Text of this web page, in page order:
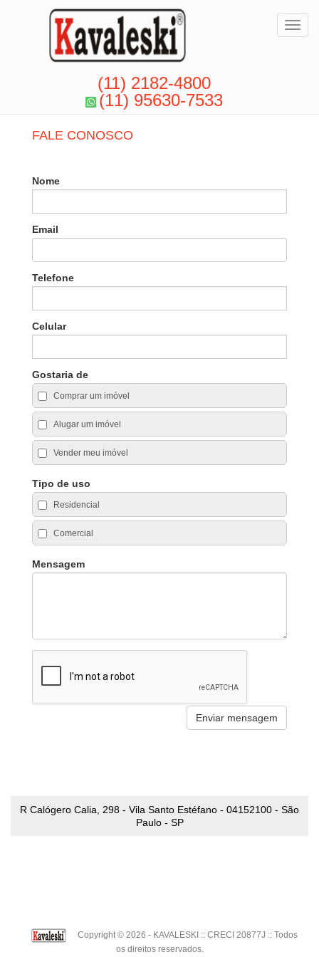
(11) 2182-4800
(11) 95630-7533
FALE CONOSCO
Nome
Email
Telefone
Celular
Gostaria de
Comprar um imóvel
Alugar um imóvel
Vender meu imóvel
Tipo de uso
Residencial
Comercial
Mensagem
R Calógero Calia, 298 - Vila Santo Estéfano - 04152100 - São
Paulo - SP
Copyright © 2026 - KAVALESKI :: CRECI 20877J :: Todos
os direitos reservados.